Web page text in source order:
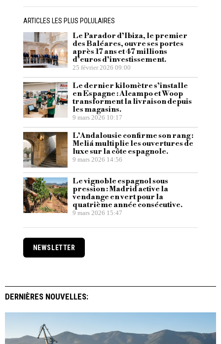
ARTICLES LES PLUS POLULAIRES
Le Parador d’Ibiza, le premier
des Baléares, ouvre ses portes
après 17 ans et 47 millions
d’euros d’investissement.
25 février 2026 09:00
Le dernier kilomètre s’installe
en Espagne : Alcampo et Woop
transforment la livraison depuis
les magasins.
9 mars 2026 10:17
L’Andalousie confirme son rang :
Meliá multiplie les ouvertures de
luxe sur la côte espagnole.
9 mars 2026 14:56
Le vignoble espagnol sous
pression : Madrid active la
vendange en vert pour la
quatrième année consécutive.
9 mars 2026 15:47
NEWSLETTER
DERNIÈRES NOUVELLES: